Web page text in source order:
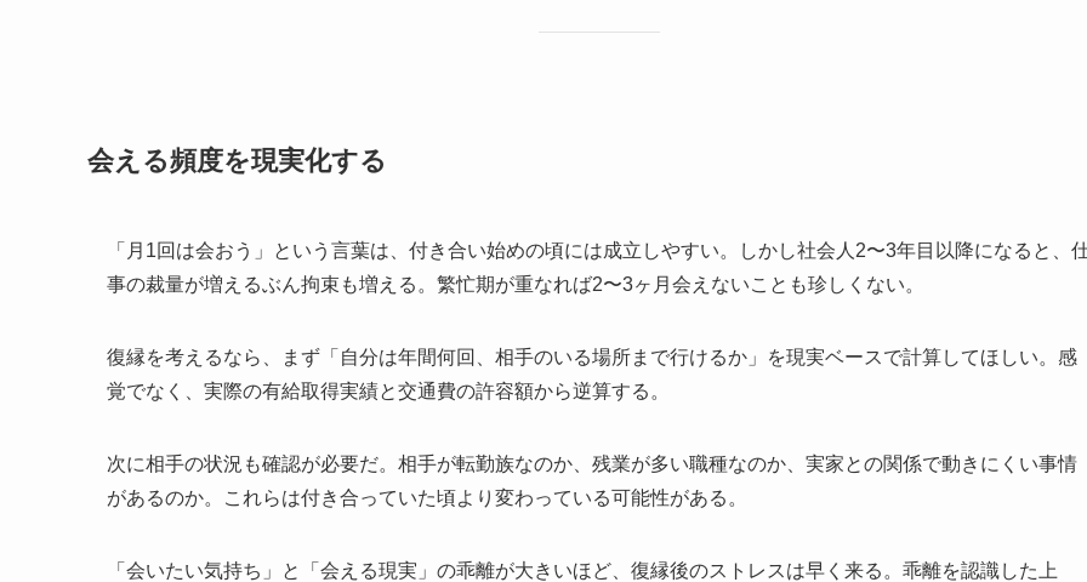
会える頻度を現実化する
「月1回は会おう」という言葉は、付き合い始めの頃には成立しやすい。しかし社会人2〜3年目以降になると、
事の裁量が増えるぶん拘束も増える。繁忙期が重なれば2〜3ヶ月会えないことも珍しくない。
復縁を考えるなら、まず「自分は年間何回、相手のいる場所まで行けるか」を現実ベースで計算してほしい。感
覚でなく、実際の有給取得実績と交通費の許容額から逆算する。
次に相手の状況も確認が必要だ。相手が転勤族なのか、残業が多い職種なのか、実家との関係で動きにくい事情
があるのか。これらは付き合っていた頃より変わっている可能性がある。
「会いたい気持ち」と「会える現実」の乖離が大きいほど、復縁後のストレスは早く来る。乖離を認識した上